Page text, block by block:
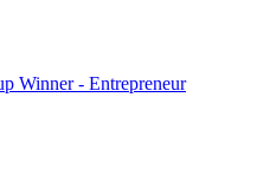
Winner - Entrepreneur